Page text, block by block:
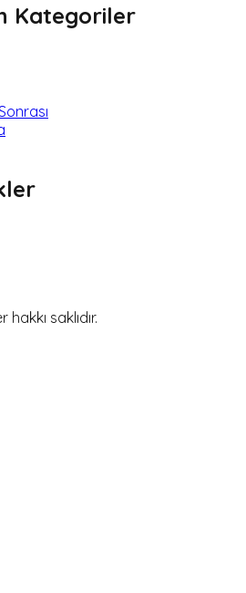
Kategoriler
saklıdır.